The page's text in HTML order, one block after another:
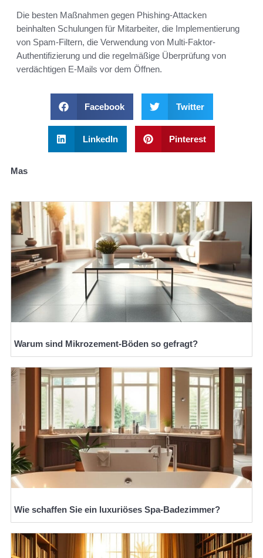
Die besten Maßnahmen gegen Phishing-Attacken
beinhalten Schulungen für Mitarbeiter, die Implementierung
von Spam-Filtern, die Verwendung von Multi-Faktor-
Authentifizierung und die regelmäßige Überprüfung von
verdächtigen E-Mails vor dem Öffnen.
Facebook Twitter
LinkedIn Pinterest
Mas
Warum sind Mikrozement-Böden so gefragt?
Wie schaffen Sie ein luxuriöses Spa-Badezimmer?